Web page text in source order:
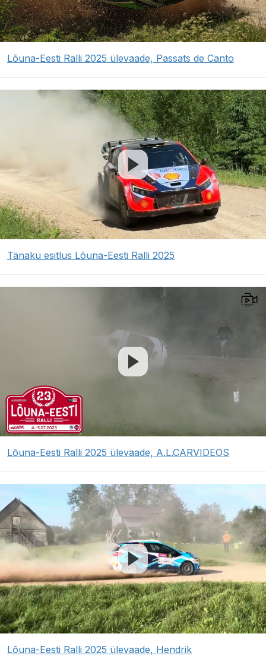
Lõuna-Eesti Ralli 2025 ülevaade, Passats de Canto
Tänaku esitlus Lõuna-Eesti Ralli 2025
Lõuna-Eesti Ralli 2025 ülevaade, A.L.CARVIDEOS
Lõuna-Eesti Ralli 2025 ülevaade, Hendrik